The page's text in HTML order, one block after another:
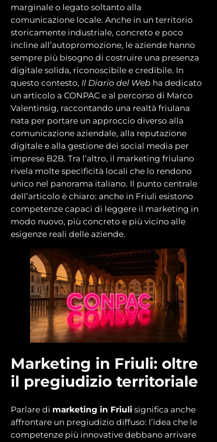
marginale o legato soltanto alla
comunicazione locale. Anche in un territorio
storicamente industriale, concreto e poco
incline all’autopromozione, le aziende hanno
sempre più bisogno di costruire una presenza
digitale solida, riconoscibile e credibile. In
questo contesto, Il Diario del Web ha dedicato
un articolo a CONPAC e al percorso di Marco
Valentinsig, raccontando una realtà friulana
nata per portare un approccio diverso alla
comunicazione aziendale, alla reputazione
digitale e alla gestione dei social media per
imprese B2B. Tra l’altro, il marketing friulano
rivela molte specificità locali che lo rendono
unico nel panorama italiano. Il punto centrale
dell’articolo è chiaro: anche in Friuli esistono
competenze capaci di leggere il marketing in
modo nuovo, più concreto e più vicino alle
esigenze reali delle aziende.
Marketing in Friuli: oltre
il pregiudizio territoriale
Parlare di marketing in Friuli significa anche
affrontare un pregiudizio diffuso: l’idea che le
competenze più innovative debbano arrivare